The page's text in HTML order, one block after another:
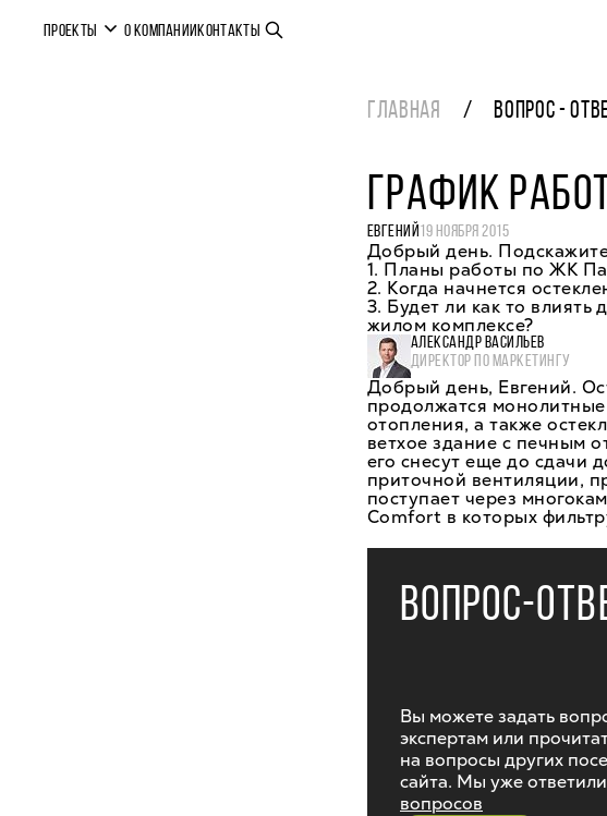
ПРОЕКТЫ О КОМПАНИИКОНТАКТЫ
ГЛАВНАЯ ВОПРОС -
ГРАФИК
ЕВГЕНИЙ19 НОЯБРЯ 2015
Добрый день.
1. Планы работы по ЖК
2. Когда начнется
3. Будет ли как то
жилом комплексе?
АЛЕКСАНДР ВАСИЛЬЕВ
ДИРЕКТОР ПО МАРКЕТИНГУ
Добрый день, Евгений.
продолжатся
отопления, а также
ветхое здание с печным
его снесут еще до сдачи
приточной вентиляции,
поступает через
Comfort в которых
ВОПРОС-
Вы можете задать
экспертам или
на вопросы других
сайта. Мы уже
вопросов